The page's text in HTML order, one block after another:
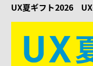
UX夏ギフト2026